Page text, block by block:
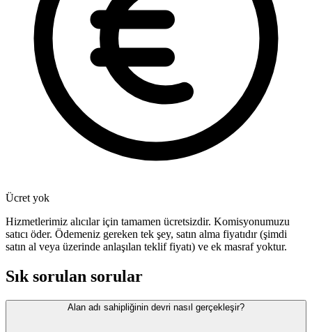
Ücret yok
Hizmetlerimiz alıcılar için tamamen ücretsizdir. Komisyonumuzu
satıcı öder. Ödemeniz gereken tek şey, satın alma fiyatıdır (şimdi
satın al veya üzerinde anlaşılan teklif fiyatı) ve ek masraf yoktur.
Sık sorulan sorular
Alan adı sahipliğinin devri nasıl gerçekleşir?